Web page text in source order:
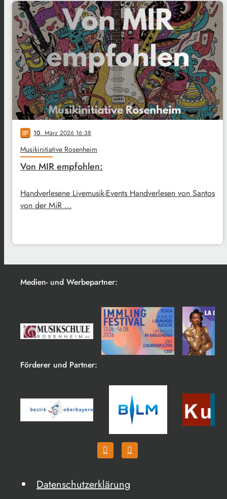
notes 10. März 2026 16:38
Musikinitiative Rosenheim
Von MIR empfohlen:
Handverlesene Livemusik-Events Handverlesen von Santos
von der MiR …
Medien- und Werbepartner:
Förderer und Partner:
Datenschutzerklärung